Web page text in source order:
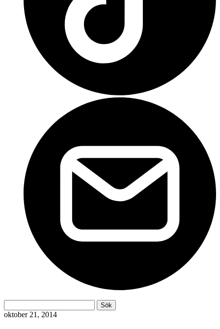
efter:
Sök
oktober 21, 2014